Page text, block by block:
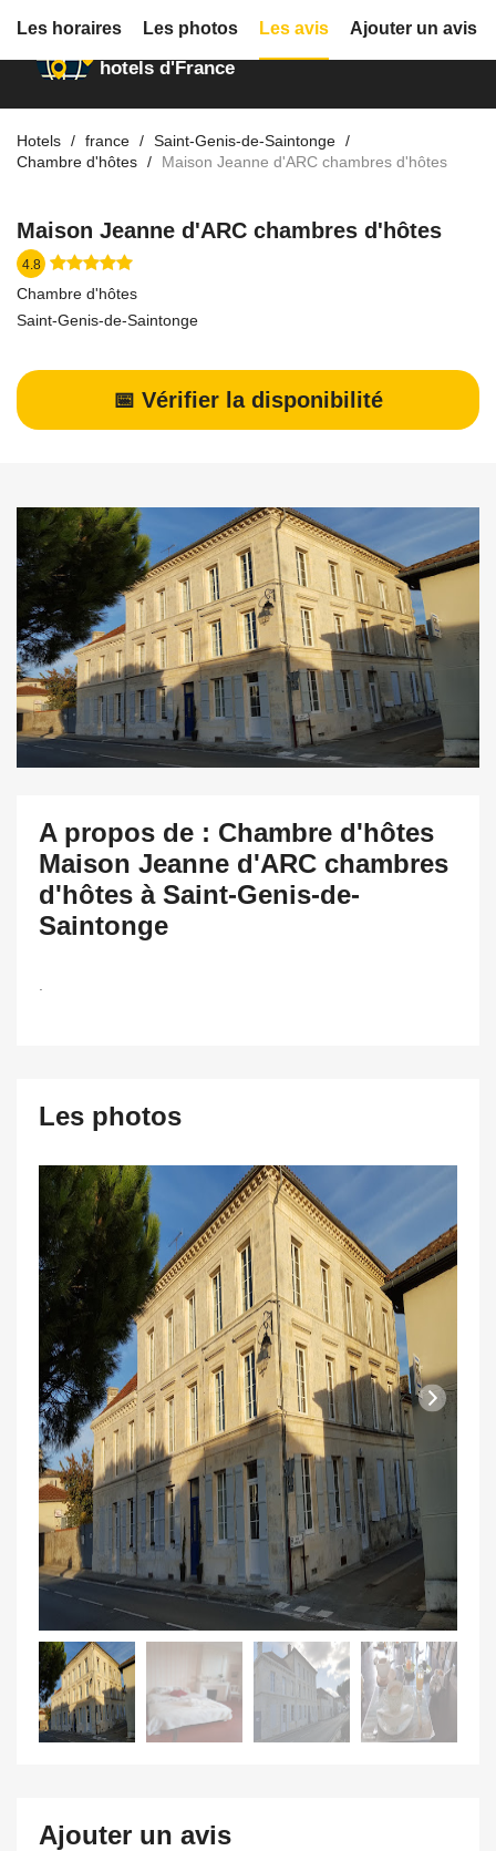
Annuaire des
hotels d'France
Hotels france
Saint-Genis-de-Saintonge
Chambre d'hôtes
Maison Jeanne d'ARC chambres d'hôtes
Maison Jeanne d'ARC chambres d'hôtes
4.8
Chambre d'hôtes
Saint-Genis-de-Saintonge
📅 Vérifier la disponibilité
Les horaires Les photos Les avis Ajouter un avis
A propos de : Chambre d'hôtes
Maison Jeanne d'ARC chambres
d'hôtes à Saint-Genis-de-
Saintonge
Les photos
Ajouter un avis